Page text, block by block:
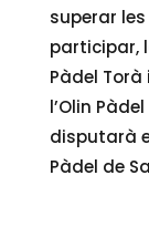
superar
participar,
Pàdel
l’Olin
disputarà
Pàdel de